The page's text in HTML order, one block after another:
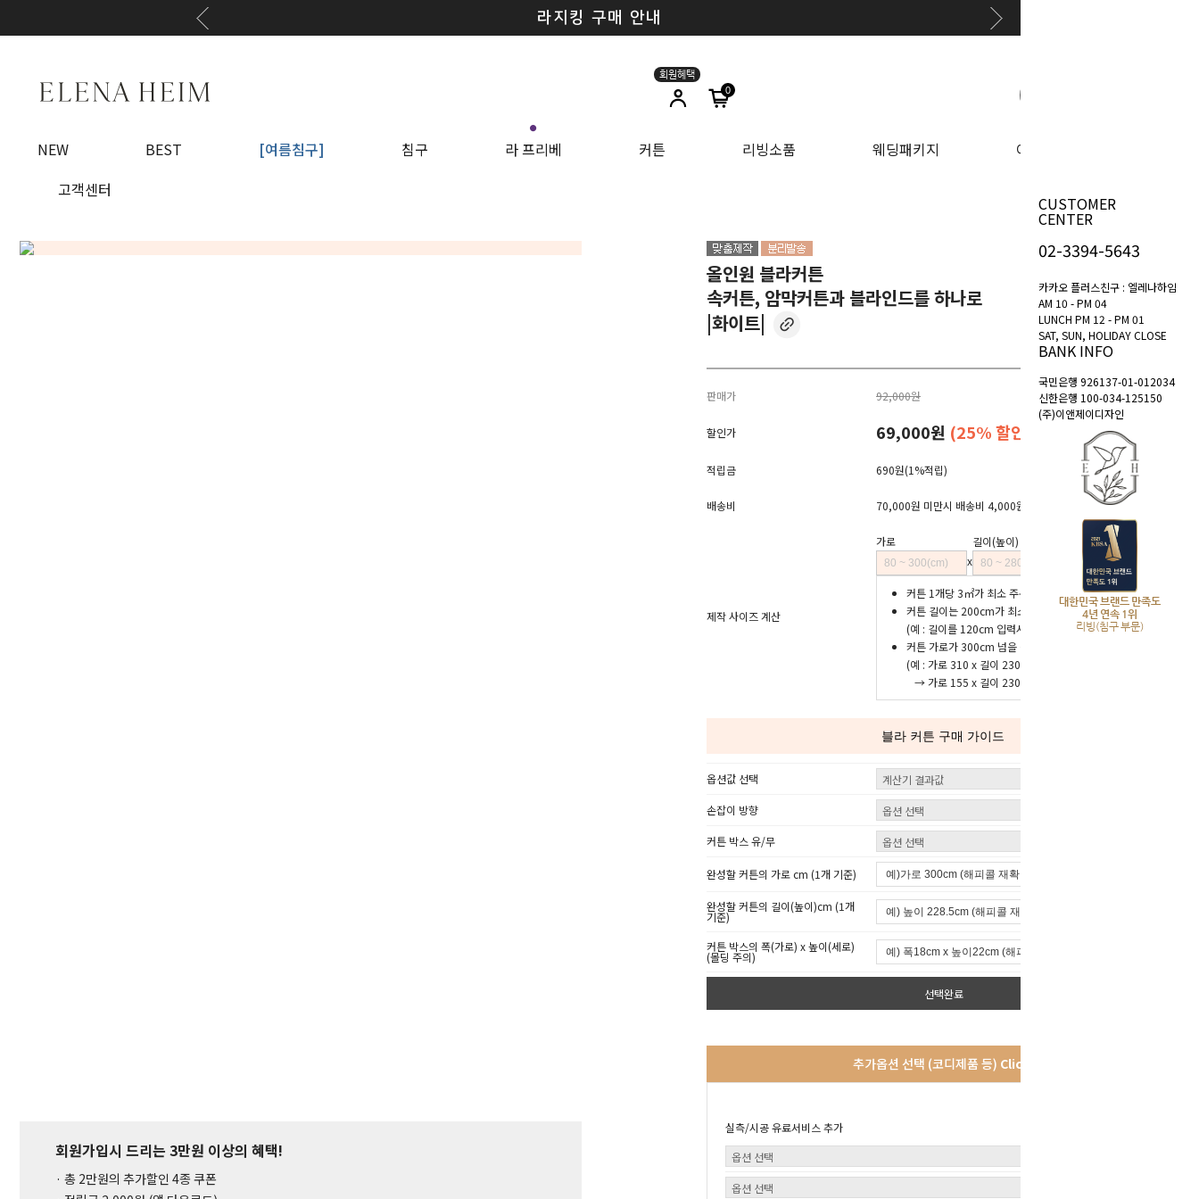
라지킹 구매 안내
CUSTOMER
CENTER
02-3394-5643
카카오 플러스친구 : 엘레나하임
AM 10 - PM 04
LUNCH PM 12 - PM 01
SAT, SUN, HOLIDAY CLOSE
BANK INFO
국민은행 926137-01-012034
신한은행 100-034-125150
(주)이앤제이디자인
대한민국 브랜드 만족도
4년 연속 1위
리빙(침구 부문)
0
NEW BEST [여름침구] 침구
●
라 프리베 커튼 리빙소품 웨딩패키지
이벤트
고객센터
회원가입시 드리는 3만원 이상의 혜택!
· 총 2만원의 추가할인 4종 쿠폰
올인원 블라커튼
속커튼, 암막커튼과 블라인드를 하나로
|화이트|
판매가 92,000원
할인가 69,000원 (25% 할인)
적립금 690원(1%적립)
배송비 70,000원 미만시 배송비 4,000원 (산간지역 3,000원 추가)
제작 사이즈 계산
가로
x
길이(높이)
커튼 1개당 3㎡가 최소 주문 단위입니다.
커튼 길이는 200cm가 최소 기본 금액입니다.
(예 : 길이를 120cm 입력시 계산값은 200cm로 변환계산)
커튼 가로가 300cm 넘을 경우 2개로 나눠 주문하세요.
(예 : 가로 310 x 길이 230cm는
→ 가로 155 x 길이 230cm 2개로 주문)
블라 커튼 구매 가이드
옵션값 선택
손잡이 방향
커튼 박스 유/무
완성할 커튼의 가로 cm (1개 기준)
완성할 커튼의 길이(높이)cm (1개
기준)
커튼 박스의 폭(가로) x 높이(세로)
(몰딩 주의)
선택완료
추가옵션 선택 (코디제품 등) Click!
실측/시공 유료서비스 추가